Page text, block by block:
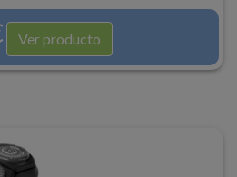
Ver producto